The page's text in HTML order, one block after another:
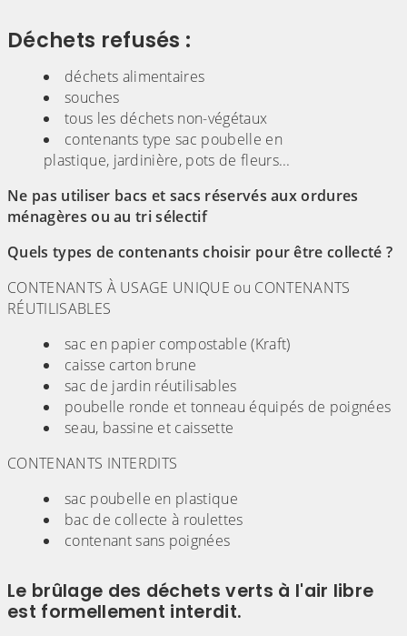
Déchets refusés :
déchets alimentaires
souches
tous les déchets non-végétaux
contenants type sac poubelle en
plastique, jardinière, pots de fleurs...
Ne pas utiliser bacs et sacs réservés aux ordures
ménagères ou au tri sélectif
Quels types de contenants choisir pour être collecté ?
CONTENANTS À USAGE UNIQUE ou CONTENANTS
RÉUTILISABLES
sac en papier compostable (Kraft)
caisse carton brune
sac de jardin réutilisables
poubelle ronde et tonneau équipés de poignées
seau, bassine et caissette
CONTENANTS INTERDITS
sac poubelle en plastique
bac de collecte à roulettes
contenant sans poignées
Le brûlage des déchets verts à l'air libre
est formellement interdit.